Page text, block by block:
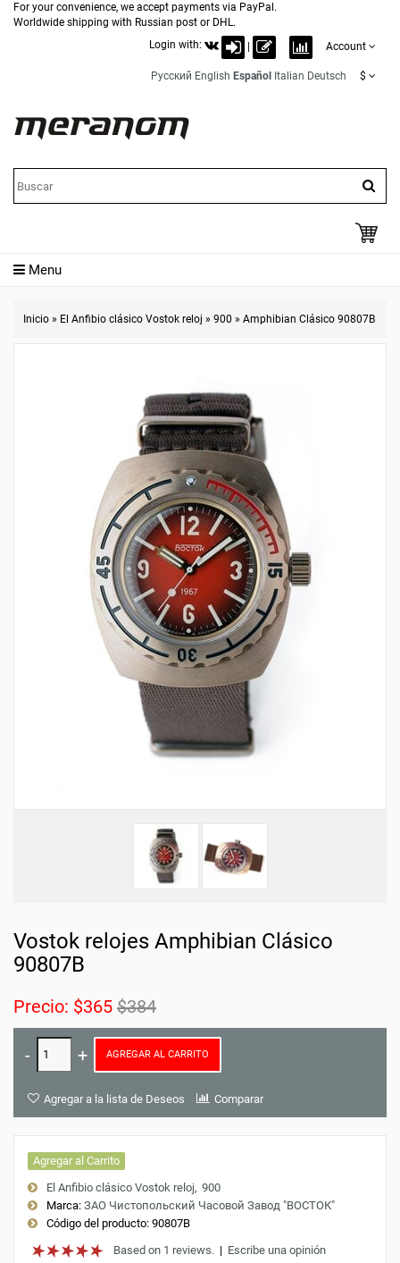
For your convenience, we accept payments via PayPal.
Worldwide shipping with Russian post or DHL.
Login with:
Account
Русский English Español Italian Deutsch $
Menu
Inicio » El Anfibio clásico Vostok reloj » 900 » Amphibian Clásico 90807B
Vostok relojes Amphibian Clásico
90807B
Precio: $365 $384
AGREGAR AL CARRITO
Agregar a la lista de Deseos Comparar
Agregar al Carrito
El Anfibio clásico Vostok reloj 900
Marca: ЗАО Чистопольский Часовой Завод "ВОСТОК"
Código del producto: 90807B
Based on 1 reviews. | Escribe una opinión